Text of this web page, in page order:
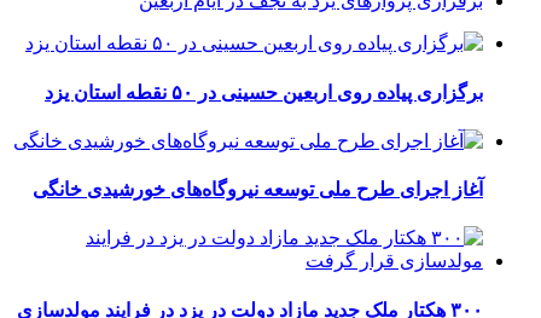
برگزاری پیاده روی اربعین حسینی در ۵۰ نقطه استان یزد
آغاز اجرای طرح ملی توسعه نیروگاه‌های خورشیدی خانگی
۳۰۰ هکتار ملک جدید مازاد دولت در یزد در فرایند مولدسازی